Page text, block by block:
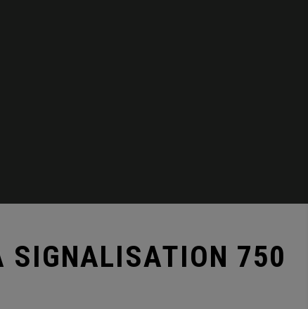
SIGNALISATION 750